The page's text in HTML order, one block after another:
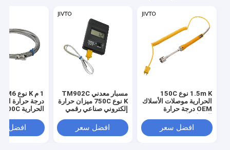
1.5m K نوع 150C
الحرارية موصلات الأسلاك
OEM درجة حرارة
الحراريةافضل سعر
مسبار معدني TM902C
K نوع 750C ميزان حرارة
إلكتروني صناعي رقمي
افضل سعر
درجة حرارة
الحرارةافضل